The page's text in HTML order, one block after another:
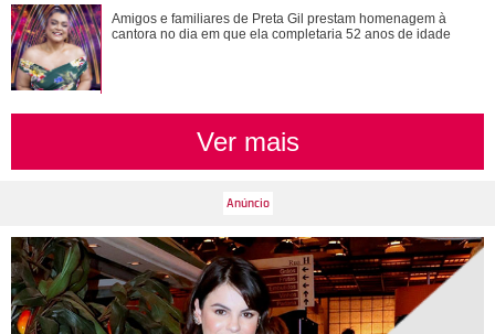
Ariana Grande faz desabafo em show sobre decisão de
pausar a carreira: Não foi uma reação...
Amigos e familiares de Preta Gil prestam homenagem à
cantora no dia em que ela completaria 52 anos de idade
Ver mais